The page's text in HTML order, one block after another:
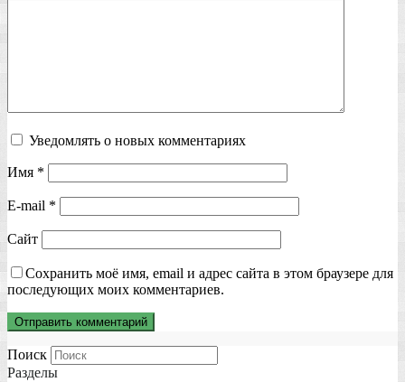
Уведомлять о новых комментариях
Имя *
E-mail *
Сайт
Сохранить моё имя, email и адрес сайта в этом браузере для
последующих моих комментариев.
Поиск
Разделы